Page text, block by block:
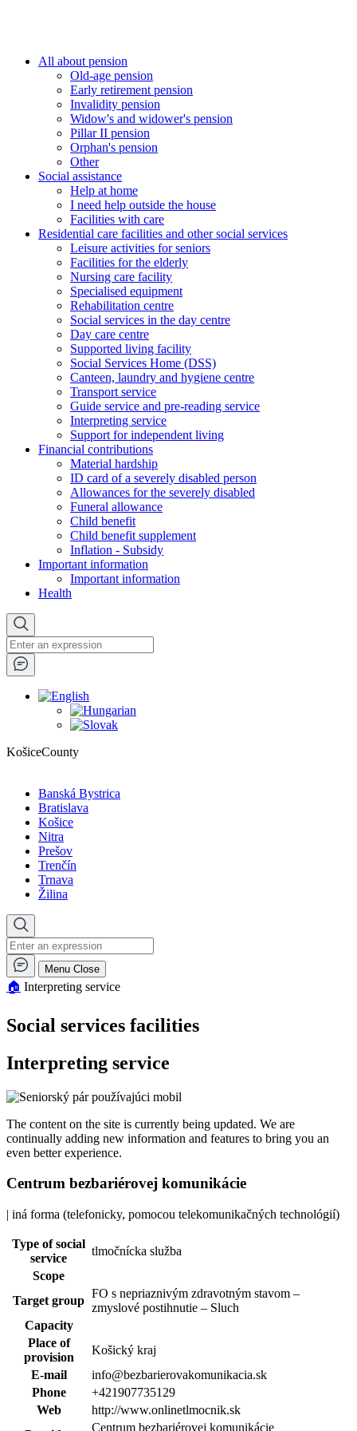
All about pension
Old-age pension
Early retirement pension
Invalidity pension
Widow's and widower's pension
Pillar II pension
Orphan's pension
Other
Social assistance
Help at home
I need help outside the house
Facilities with care
Residential care facilities and other social services
Leisure activities for seniors
Facilities for the elderly
Nursing care facility
Specialised equipment
Rehabilitation centre
Social services in the day centre
Day care centre
Supported living facility
Social Services Home (DSS)
Canteen, laundry and hygiene centre
Transport service
Guide service and pre-reading service
Interpreting service
Support for independent living
Financial contributions
Material hardship
ID card of a severely disabled person
Allowances for the severely disabled
Funeral allowance
Child benefit
Child benefit supplement
Inflation - Subsidy
Important information
Important information
Health
KošiceCounty
Banská Bystrica
Bratislava
Košice
Nitra
Prešov
Trenčín
Trnava
Žilina
Menu Close
🏠︎ Interpreting service
Social services facilities
Interpreting service
The content on the site is currently being updated. We are
continually adding new information and features to bring you an
even better experience.
Centrum bezbariérovej komunikácie
| iná forma (telefonicky, pomocou telekomunikačných technológií)
Type of social
service
tlmočnícka služba
Scope
Target group
FO s nepriaznivým zdravotným stavom –
zmyslové postihnutie – Sluch
Capacity
Place of
provision
Košický kraj
E-mail
info@bezbarierovakomunikacia.sk
Phone
+421907735129
Web
http://www.onlinetlmocnik.sk
Centrum bezbariérovej komunikácie